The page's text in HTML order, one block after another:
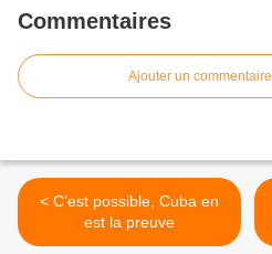
Commentaires
Ajouter un commentaire
< C’est possible, Cuba en
est la preuve